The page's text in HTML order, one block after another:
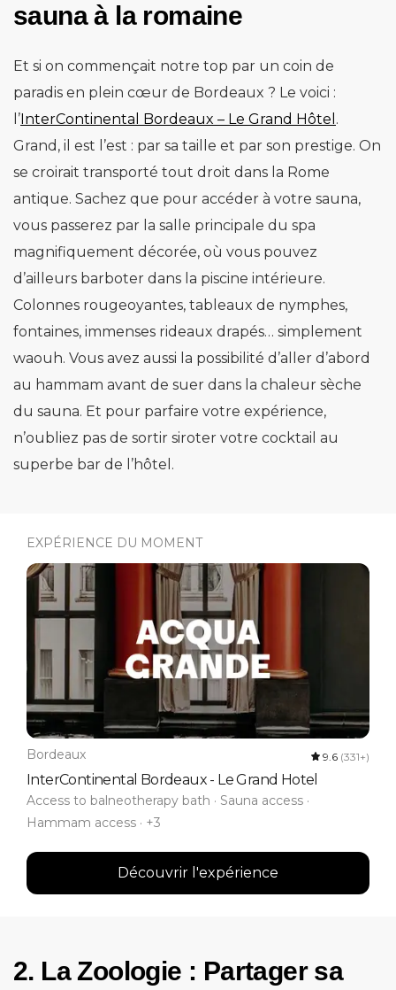
sauna à la romaine
Et si on commençait notre top par un coin de
paradis en plein cœur de Bordeaux ? Le voici :
l’InterContinental Bordeaux – Le Grand Hôtel .
Grand, il est l’est : par sa taille et par son prestige. On
se croirait transporté tout droit dans la Rome
antique. Sachez que pour accéder à votre sauna,
vous passerez par la salle principale du spa
magnifiquement décorée, où vous pouvez
d’ailleurs barboter dans la piscine intérieure.
Colonnes rougeoyantes, tableaux de nymphes,
fontaines, immenses rideaux drapés… simplement
waouh. Vous avez aussi la possibilité d’aller d’abord
au hammam avant de suer dans la chaleur sèche
du sauna. Et pour parfaire votre expérience,
n’oubliez pas de sortir siroter votre cocktail au
superbe bar de l’hôtel.
EXPÉRIENCE DU MOMENT
Bordeaux 9.6 (331+)
InterContinental Bordeaux - Le Grand Hotel
Access to balneotherapy bath · Sauna access ·
Hammam access · +3
Découvrir l'expérience
2. La Zoologie : Partager sa